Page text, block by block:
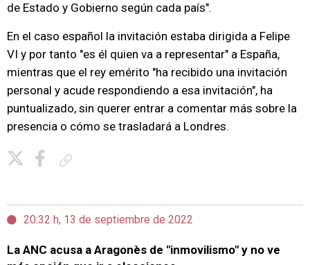
de Estado y Gobierno según cada país".
En el caso español la invitación estaba dirigida a Felipe
VI y por tanto "es él quien va a representar" a España,
mientras que el rey emérito "ha recibido una invitación
personal y acude respondiendo a esa invitación", ha
puntualizado, sin querer entrar a comentar más sobre la
presencia o cómo se trasladará a Londres.
20:32 h, 13 de septiembre de 2022
La ANC acusa a Aragonès de "inmovilismo" y no ve